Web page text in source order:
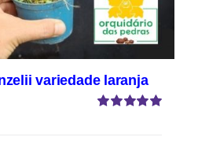
variedade laranja